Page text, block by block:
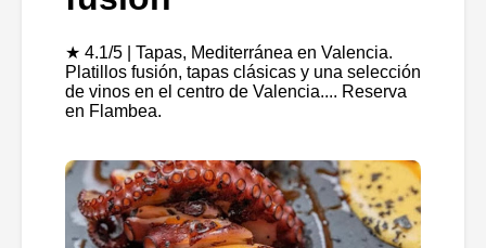
★ 4.1/5 | Tapas, Mediterránea en Valencia.
Platillos fusión, tapas clásicas y una selección
de vinos en el centro de Valencia.... Reserva
en Flambea.